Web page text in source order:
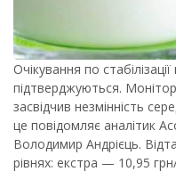
Очікування по
підтверджуються.
засвідчив незмінність
це повідомляє аналітик
Володимир Андрієць.
рівнях: екстра — 10,95